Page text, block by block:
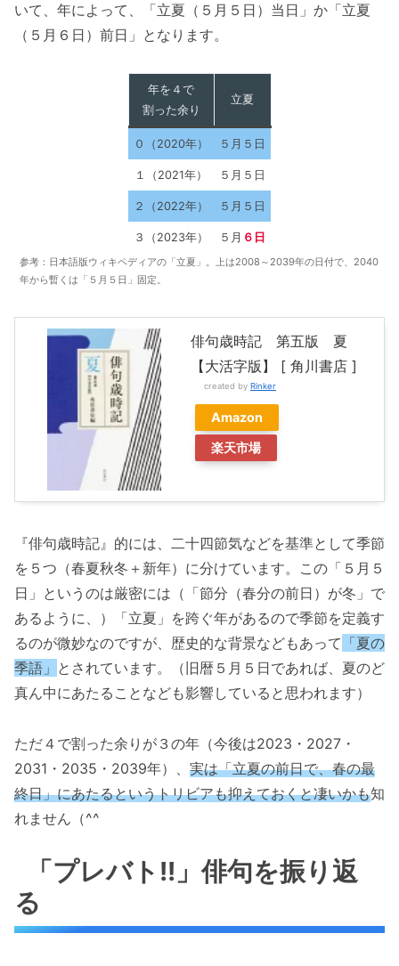
いて、年によって、「立夏（５月５日）当日」か「立夏
（５月６日）前日」となります。
年を４で
割った余り
立夏
０（2020年） ５月５日
１（2021年） ５月５日
２（2022年） ５月５日
３（2023年） ５月 ６日
参考：日本語版ウィキペディアの「立夏」。上は2008～2039年の日付で、2040
年から暫くは「５月５日」固定。
俳句歳時記 第五版 夏
【大活字版】 [ 角川書店 ]
created by Rinker
Amazon
楽天市場
『俳句歳時記』的には、二十四節気などを基準として季節
を５つ（春夏秋冬＋新年）に分けています。この「５月５
日」というのは厳密には（「節分（春分の前日）が冬」で
あるように、）「立夏」を跨ぐ年があるので季節を定義す
るのが微妙なのですが、歴史的な背景などもあって 「夏の
季語」 とされています。（旧暦５月５日であれば、夏のど
真ん中にあたることなども影響していると思われます）
ただ４で割った余りが３の年（今後は2023・2027・
2031・2035・2039年）、 実は「立夏の前日で、春の最
終日」にあたるというトリビアも抑えておくと凄いかも知
れません（^^
「プレバト!!」俳句を振り返
る